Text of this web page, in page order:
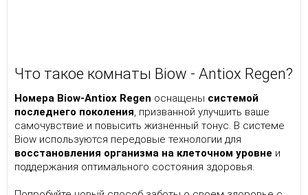
Что такое комнаты Biow - Antiox Regen?
Номера Biow-Antiox Regen оснащены системой
последнего поколения, призванной улучшить ваше
самочувствие и повысить жизненный тонус. В системе
Biow используются передовые технологии для
восстановления организма на клеточном уровне и
поддержания оптимального состояния здоровья.